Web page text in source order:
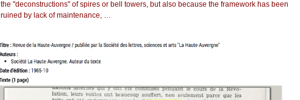
the "deconstructions" of spires or bell towers, but also because the framework has been
ruined by lack of maintenance, …